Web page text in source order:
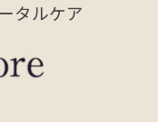
タルケア